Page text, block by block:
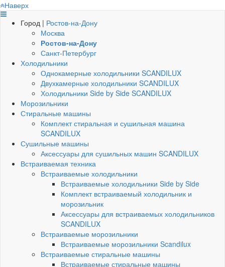
Наверх
Город | Ростов-на-Дону
Москва
Ростов-на-Дону
Санкт-Петербург
Холодильники
Однокамерные холодильники SCANDILUX
Двухкамерные холодильники SCANDILUX
Холодильники Side by Side SCANDILUX
Морозильники
Стиральные машины
Комплект стиральная и сушильная машина
SCANDILUX
Сушильные машины
Аксессуары для сушильных машин SCANDILUX
Встраиваемая техника
Встраиваемые холодильники
Встраиваемые холодильники Side by Side
Комплект встраиваемый холодильник и
морозильник
Аксессуары для встраиваемых холодильников
SCANDILUX
Встраиваемые морозильники
Встраиваемые морозильники Scandilux
Встраиваемые стиральные машины
Встраиваемые стиральные машины